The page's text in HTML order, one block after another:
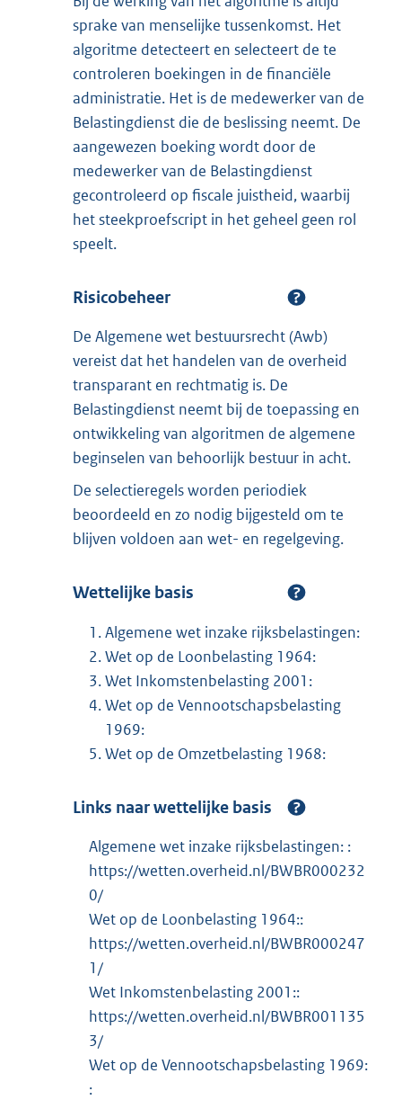
sprake van menselijke tussenkomst. Het
algoritme detecteert en selecteert de te
controleren boekingen in de financiële
administratie. Het is de medewerker van de
Belastingdienst die de beslissing neemt. De
aangewezen boeking wordt door de
medewerker van de Belastingdienst
gecontroleerd op fiscale juistheid, waarbij
het steekproefscript in het geheel geen rol
speelt.
Risicobeheer
De Algemene wet bestuursrecht (Awb)
vereist dat het handelen van de overheid
transparant en rechtmatig is. De
Belastingdienst neemt bij de toepassing en
ontwikkeling van algoritmen de algemene
beginselen van behoorlijk bestuur in acht.
De selectieregels worden periodiek
beoordeeld en zo nodig bijgesteld om te
blijven voldoen aan wet- en regelgeving.
Wettelijke basis
Algemene wet inzake rijksbelastingen:
Wet op de Loonbelasting 1964:
Wet Inkomstenbelasting 2001:
Wet op de Vennootschapsbelasting
1969:
Wet op de Omzetbelasting 1968:
Links naar wettelijke basis
Algemene wet inzake rijksbelastingen: :
https://wetten.overheid.nl/BWBR000232
0/
Wet op de Loonbelasting 1964::
https://wetten.overheid.nl/BWBR000247
1/
Wet Inkomstenbelasting 2001::
https://wetten.overheid.nl/BWBR001135
3/
Wet op de Vennootschapsbelasting 1969:
: